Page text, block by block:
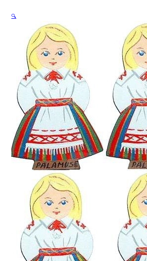
🔍